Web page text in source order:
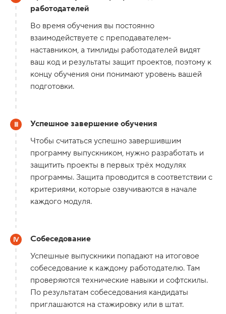
работодателей
Во время обучения вы постоянно
взаимодействуете с преподавателем-
наставником, а тимлиды работодателей видят
ваш код и результаты защит проектов, поэтому к
концу обучения они понимают уровень вашей
подготовки.
Успешное завершение обучения
Чтобы считаться успешно завершившим
программу выпускником, нужно разработать и
защитить проекты в первых трёх модулях
программы. Защита проводится в соответствии с
критериями, которые озвучиваются в начале
каждого модуля.
Собеседование
Успешные выпускники попадают на итоговое
собеседование к каждому работодателю. Там
проверяются технические навыки и софтскилы.
По результатам собеседования кандидаты
приглашаются на стажировку или в штат.